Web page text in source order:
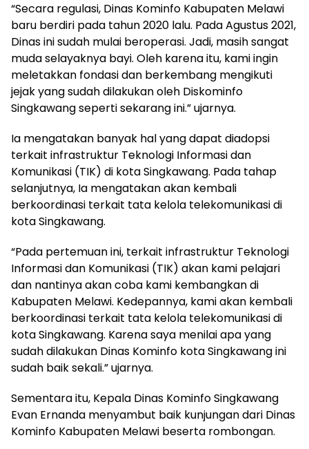
“Secara regulasi, Dinas Kominfo Kabupaten Melawi
baru berdiri pada tahun 2020 lalu. Pada Agustus 2021,
Dinas ini sudah mulai beroperasi. Jadi, masih sangat
muda selayaknya bayi. Oleh karena itu, kami ingin
meletakkan fondasi dan berkembang mengikuti
jejak yang sudah dilakukan oleh Diskominfo
Singkawang seperti sekarang ini.” ujarnya.
Ia mengatakan banyak hal yang dapat diadopsi
terkait infrastruktur Teknologi Informasi dan
Komunikasi (TIK) di kota Singkawang. Pada tahap
selanjutnya, Ia mengatakan akan kembali
berkoordinasi terkait tata kelola telekomunikasi di
kota Singkawang.
“Pada pertemuan ini, terkait infrastruktur Teknologi
Informasi dan Komunikasi (TIK) akan kami pelajari
dan nantinya akan coba kami kembangkan di
Kabupaten Melawi. Kedepannya, kami akan kembali
berkoordinasi terkait tata kelola telekomunikasi di
kota Singkawang. Karena saya menilai apa yang
sudah dilakukan Dinas Kominfo kota Singkawang ini
sudah baik sekali.” ujarnya.
Sementara itu, Kepala Dinas Kominfo Singkawang
Evan Ernanda menyambut baik kunjungan dari Dinas
Kominfo Kabupaten Melawi beserta rombongan.